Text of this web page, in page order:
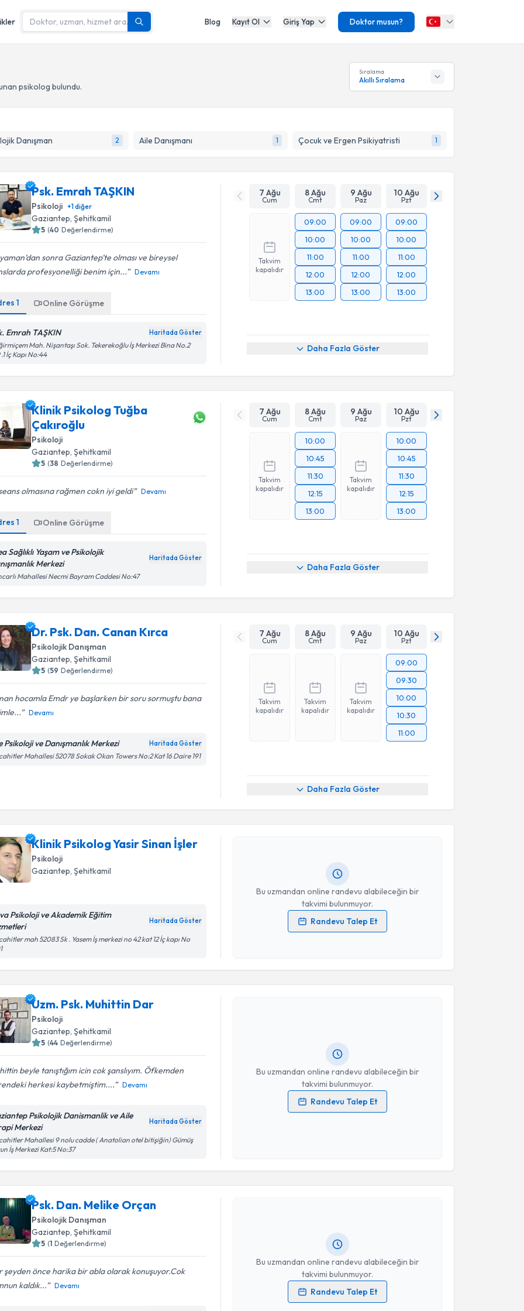
Blog Kayıt Ol Giriş Yap Doktor musun?
psikolog bulundu.
Sıralama
Akıllı Sıralama
Danışman 2 Aile Danışmanı 1 Çocuk ve Ergen Psikiyatristi 1
Psk. Emrah TAŞKIN
Psikoloji +1diğer
Gaziantep, Şehitkamil
5 (40 Değerlendirme)
sonra Gaziantep’te olması ve bireysel
profesyonelliği benim için...
Devamı
1 Online Görüşme
Emrah TAŞKIN Haritada Göster
Mah. Nişantaşı Sok. Tekerekoğlu İş Merkezi Bina No.2
İç Kapı No:44
7 Ağu
Cum
8 Ağu
Cmt
9 Ağu
Paz
10 Ağu
Pzt
Takvim
kapalıdır
09:00
10:00
11:00
12:00
13:00
09:00
10:00
11:00
12:00
13:00
09:00
10:00
11:00
12:00
13:00
Daha Fazla Göster
Klinik Psikolog Tuğba
Çakıroğlu
Psikoloji
Gaziantep, Şehitkamil
5 (38 Değerlendirme)
olmasına rağmen cokn iyi geldi Devamı
1 Online Görüşme
Sağlıklı Yaşam ve Psikolojik
Merkezi
Haritada Göster
Mahallesi Necmi Bayram Caddesi No:47
7 Ağu
Cum
8 Ağu
Cmt
9 Ağu
Paz
10 Ağu
Pzt
Takvim
kapalıdır
10:00
10:45
11:30
12:15
13:00
Takvim
kapalıdır
10:00
10:45
11:30
12:15
13:00
Daha Fazla Göster
Dr. Psk. Dan. Canan Kırca
Psikolojik Danışman
Gaziantep, Şehitkamil
5 (59 Değerlendirme)
hocamla Emdr ye başlarken bir soru sormuştu bana
Devamı
Psikoloji ve Danışmanlık Merkezi Haritada Göster
Mahallesi 52078 Sokak Okan Towers No:2 Kat 16 Daire 191
7 Ağu
Cum
8 Ağu
Cmt
9 Ağu
Paz
10 Ağu
Pzt
Takvim
kapalıdır
Takvim
kapalıdır
Takvim
kapalıdır
09:00
09:30
10:00
10:30
11:00
Daha Fazla Göster
Klinik Psikolog Yasir Sinan İşler
Psikoloji
Gaziantep , Şehitkamil
Psikoloji ve Akademik Eğitim
Haritada Göster
mah 52083 Sk . Yasem İş merkezi no 42 kat 12 İç kapı No
Bu uzmandan online randevu alabileceğin bir
takvimi bulunmuyor.
Randevu Talep Et
Randevu Takvimi Talebi
Kişisel verilerimin işlenmesine ilişkinAydınlatma Metni
Uzm. Psk. Muhittin Dar
Psikoloji
Gaziantep , Şehitkamil
5 (44 Değerlendirme)
beyle tanıştığım icin cok şanslıyım. Öfkemden
herkesi kaybetmiştim....
Devamı
Psikolojik Danismanlik ve Aile
Merkezi
Haritada Göster
Mahallesi 9 nolu cadde ( Anatolian otel bitişiğin) Gümüş
İş Merkezi Kat:5 No:37
Bu uzmandan online randevu alabileceğin bir
takvimi bulunmuyor.
Randevu Talep Et
Randevu Takvimi Talebi
Kişisel verilerimin işlenmesine ilişkinAydınlatma Metni
Takvim Talebini Gönder
Psk. Dan. Melike Orçan
Psikolojik Danışman
Gaziantep , Şehitkamil
5 (1 Değerlendirme)
şeyden önce harika bir abla olarak konuşuyor.Cok
kaldık...
Devamı
Bu uzmandan online randevu alabileceğin bir
takvimi bulunmuyor.
Randevu Talep Et
Randevu Takvimi Talebi
Psk. Dan. Melike Orçan
Kişisel verilerimin işlenmesine ilişkinAydınlatma Metni